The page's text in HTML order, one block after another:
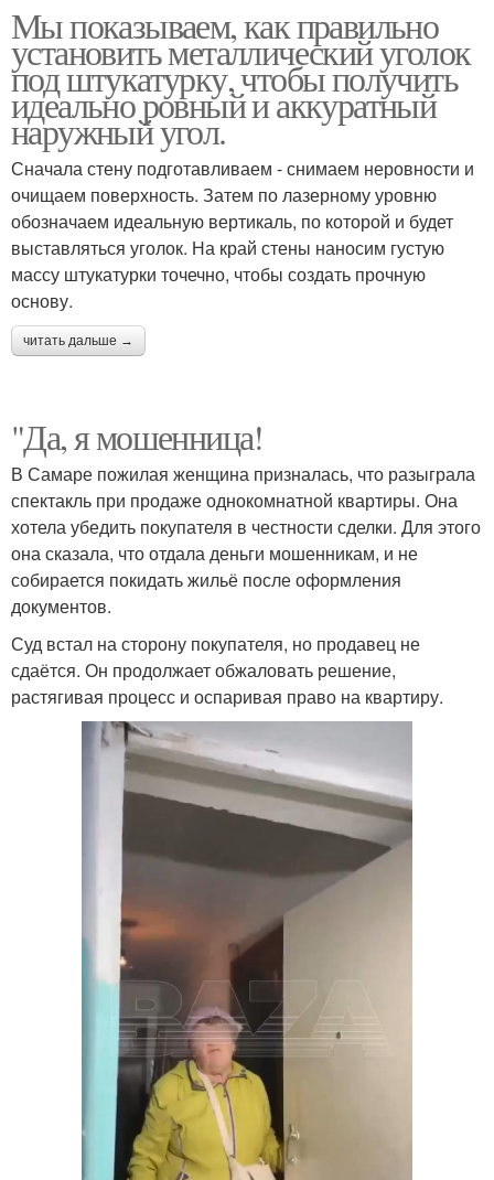
Мы показываем, как правильно
установить металлический уголок
под штукатурку, чтобы получить
идеально ровный и аккуратный
наружный угол.
Сначала стену подготавливаем - снимаем неровности и
очищаем поверхность. Затем по лазерному уровню
обозначаем идеальную вертикаль, по которой и будет
выставляться уголок. На край стены наносим густую
массу штукатурки точечно, чтобы создать прочную
основу.
читать дальше →
"Да, я мошенница!
В Самаре пожилая женщина призналась, что разыграла
спектакль при продаже однокомнатной квартиры. Она
хотела убедить покупателя в честности сделки. Для этого
она сказала, что отдала деньги мошенникам, и не
собирается покидать жильё после оформления
документов.
Суд встал на сторону покупателя, но продавец не
сдаётся. Он продолжает обжаловать решение,
растягивая процесс и оспаривая право на квартиру.